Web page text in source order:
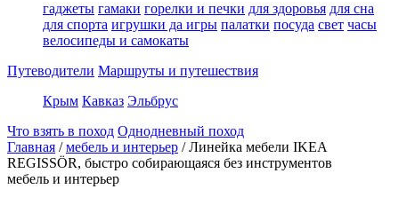
гаджеты гамаки горелки и печки для здоровья для сна
для спорта игрушки да игры палатки посуда свет часы
велосипеды и самокаты
Путеводители Маршруты и путешествия
Крым Кавказ Эльбрус
Что взять в поход Однодневный поход
Главная / мебель и интерьер / Линейка мебели IKEA
REGISSÖR, быстро собирающаяся без инструментов
мебель и интерьер